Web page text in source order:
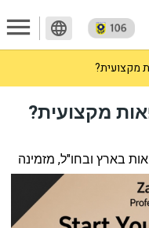
language
menu
מקצועית?
מקצועית?
הפאות